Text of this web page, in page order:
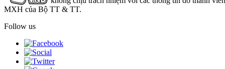
MXH của Bộ TT & TT.
Follow us